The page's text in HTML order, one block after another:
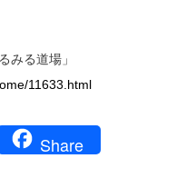
みる道場」
11633.html
Share